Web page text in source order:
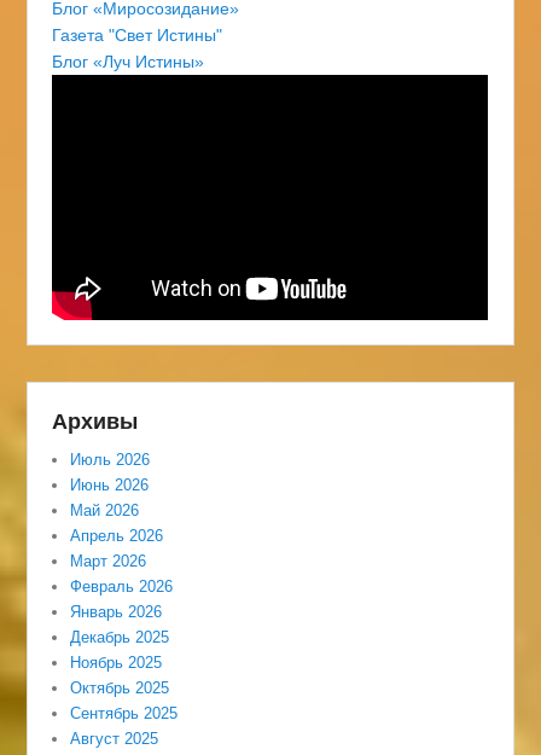
Блог «Миросозидание»
Газета "Свет Истины"
Блог «Луч Истины»
Архивы
Июль 2026
Июнь 2026
Май 2026
Апрель 2026
Март 2026
Февраль 2026
Январь 2026
Декабрь 2025
Ноябрь 2025
Октябрь 2025
Сентябрь 2025
Август 2025